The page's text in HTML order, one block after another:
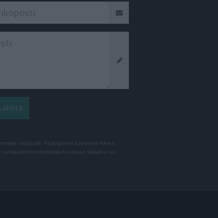
vastuulla. Yksittäisten tuotemerkkien
hoitavan lääkärin tai